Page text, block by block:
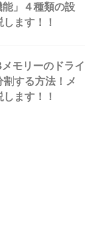
能」４種類の設
ます！！
モリーのドライ
する方法！メ
ます！！